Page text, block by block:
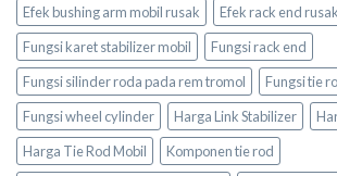
Efek bushing arm mobil rusak
Efek rack end rusak
Fungsi karet stabilizer mobil
Fungsi rack end
Fungsi silinder roda pada rem tromol
Fungsi tie
Fungsi wheel cylinder
Harga Link Stabilizer
Harga Tie Rod Mobil
Komponen tie rod